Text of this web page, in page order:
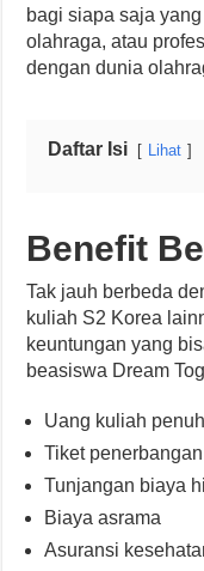
bagi siapa saja
olahraga, atau
dengan dunia
Daftar Isi Lihat
Benefit
Tak jauh berbeda
kuliah S2 Korea
keuntungan yang
beasiswa Dream
Uang kuliah
Tiket
Tunjangan biaya
Biaya asrama
Asuransi